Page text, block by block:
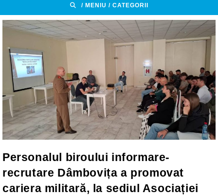
/ MENIU / CATEGORII
Personalul biroului informare-
recrutare Dâmbovița a promovat
cariera militară, la sediul Asociației